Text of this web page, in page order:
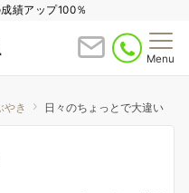
績アップ100％
Menu
やき 日々のちょっとで大違い